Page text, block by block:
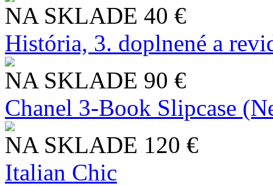
NA SKLADE 40 €
História, 3. doplnené a
NA SKLADE 90 €
Chanel 3-Book Slipcase
NA SKLADE 120 €
Italian Chic